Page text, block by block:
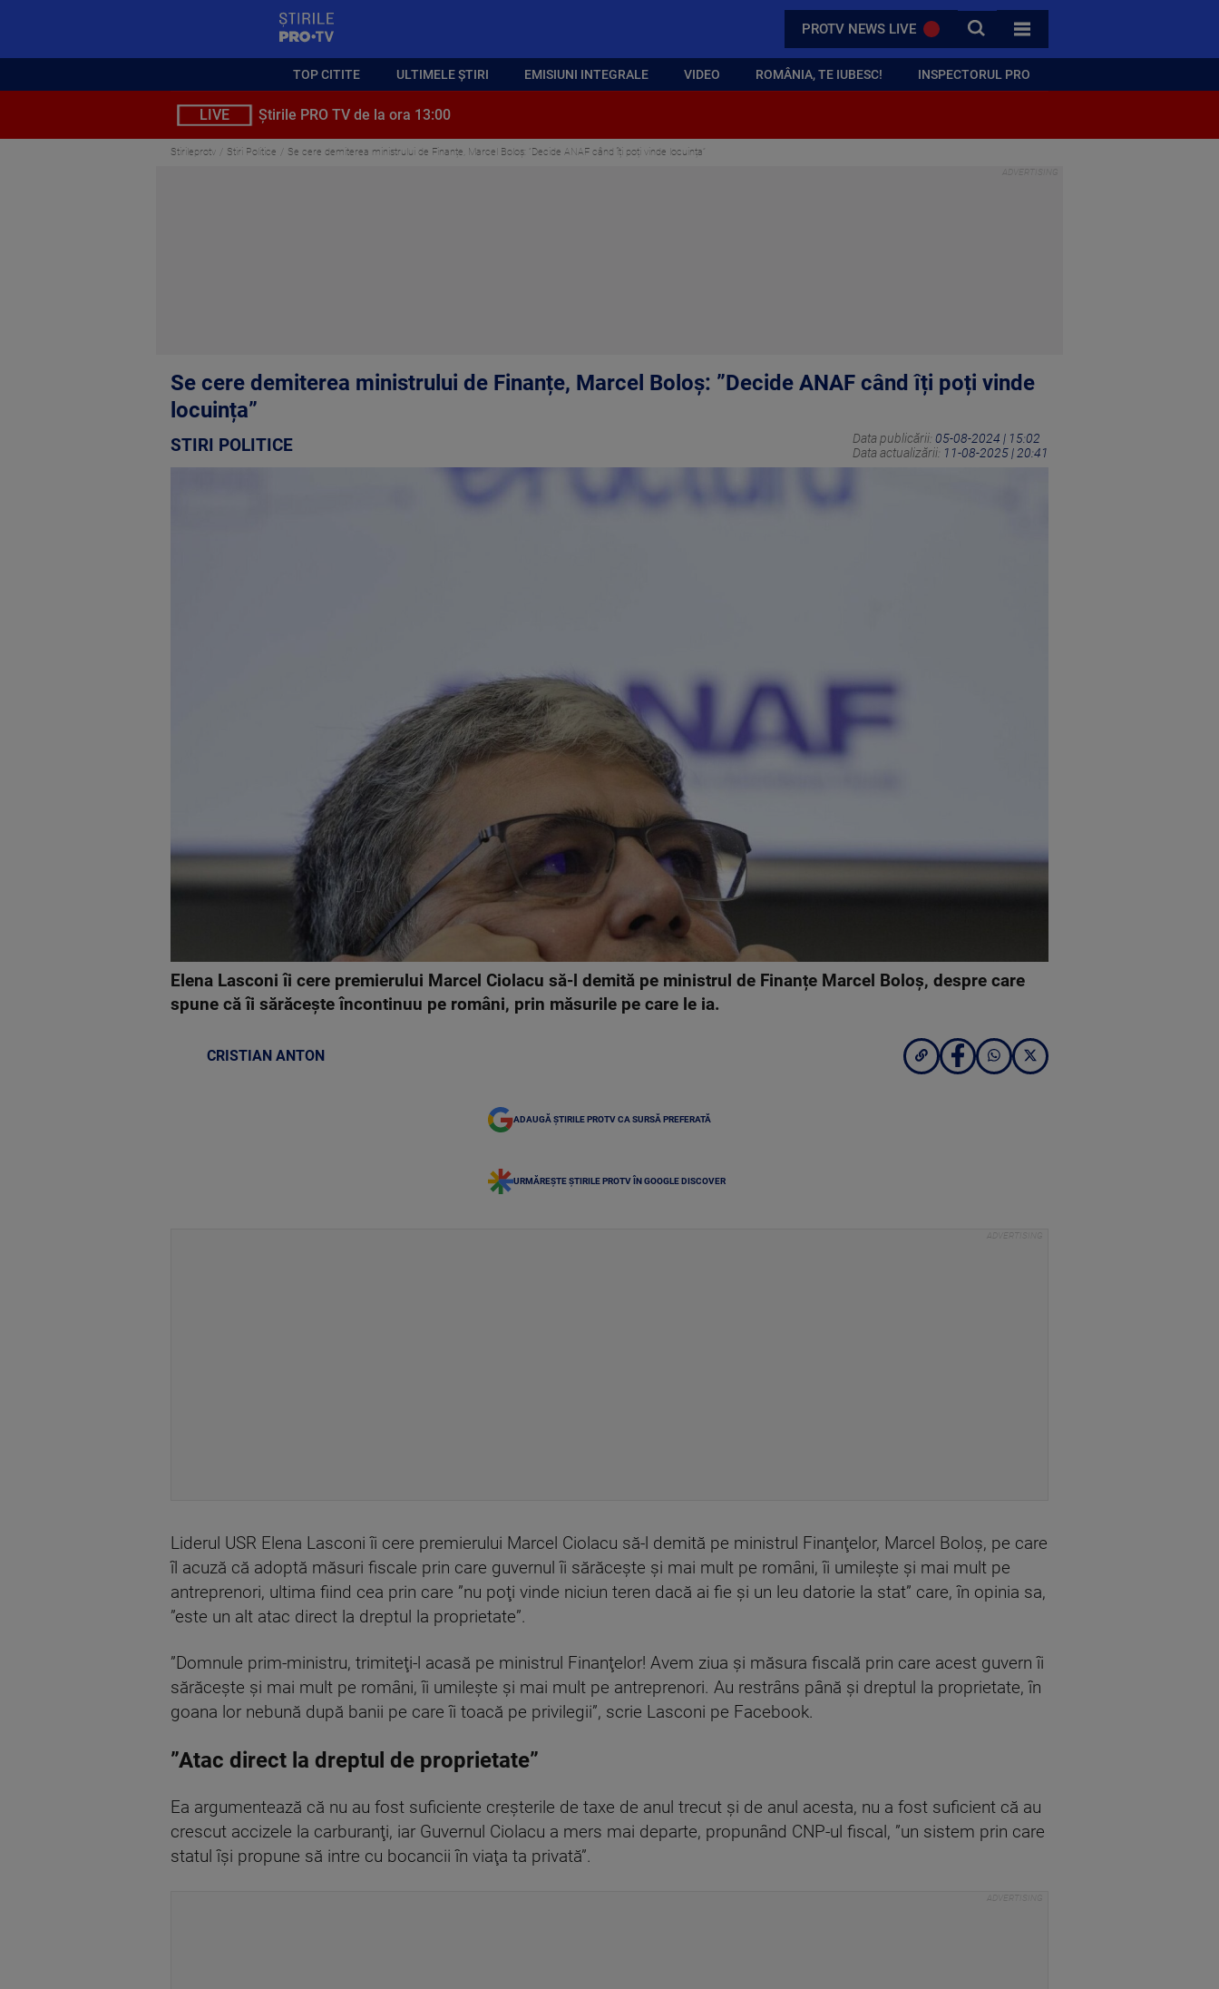
PROTV NEWS LIVE CAUTA
TOATE CATEGORIILE
TOP CITITE ULTIMELE ȘTIRI EMISIUNI INTEGRALE VIDEO ROMÂNIA, TE IUBESC! INSPECTORUL PRO
LIVE Știrile PRO TV de la ora 13:00
Stirileprotv Stiri Politice Se cere demiterea ministrului de Finanțe, Marcel Boloș: ”Decide ANAF când îți poți vinde locuința”
Se cere demiterea ministrului de Finanțe, Marcel Boloș: ”Decide ANAF când îți poți vinde
locuința”
STIRI POLITICE Data publicării: 05-08-2024 | 15:02
Data actualizării: 11-08-2025 | 20:41
Elena Lasconi îi cere premierului Marcel Ciolacu să-l demită pe ministrul de Finanțe Marcel Boloș, despre care
spune că îi sărăcește încontinuu pe români, prin măsurile pe care le ia.
CRISTIAN ANTON
ADAUGĂ ȘTIRILE PROTV CA SURSĂ PREFERATĂ
URMĂREȘTE ȘTIRILE PROTV ÎN GOOGLE DISCOVER
Liderul USR Elena Lasconi îi cere premierului Marcel Ciolacu să-l demită pe ministrul Finanţelor, Marcel Boloş, pe care
îl acuză că adoptă măsuri fiscale prin care guvernul îi sărăceşte şi mai mult pe români, îi umileşte şi mai mult pe
antreprenori, ultima fiind cea prin care ”nu poţi vinde niciun teren dacă ai fie şi un leu datorie la stat” care, în opinia sa,
”este un alt atac direct la dreptul la proprietate”.
”Domnule prim-ministru, trimiteţi-l acasă pe ministrul Finanţelor! Avem ziua şi măsura fiscală prin care acest guvern îi
sărăceşte şi mai mult pe români, îi umileşte şi mai mult pe antreprenori. Au restrâns până şi dreptul la proprietate, în
goana lor nebună după banii pe care îi toacă pe privilegii”, scrie Lasconi pe Facebook.
”Atac direct la dreptul de proprietate”
Ea argumentează că nu au fost suficiente creşterile de taxe de anul trecut şi de anul acesta, nu a fost suficient că au
crescut accizele la carburanţi, iar Guvernul Ciolacu a mers mai departe, propunând CNP-ul fiscal, ”un sistem prin care
statul îşi propune să intre cu bocancii în viaţa ta privată”.